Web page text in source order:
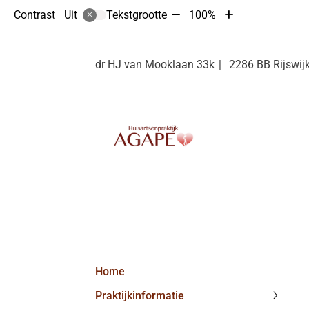
Contrast Uit Tekstgrootte Tekst
10%
100%
Tekst
10%
dr HJ van Mooklaan 33k 2286 BB
Home
Praktijkinformatie